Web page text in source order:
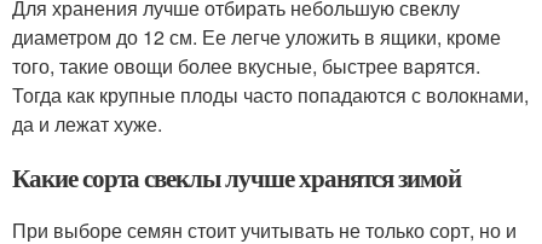
Для хранения лучше отбирать небольшую свеклу
диаметром до 12 см. Ее легче уложить в ящики, кроме
того, такие овощи более вкусные, быстрее варятся.
Тогда как крупные плоды часто попадаются с волокнами,
да и лежат хуже.
Какие сорта свеклы лучше хранятся зимой
При выборе семян стоит учитывать не только сорт, но и